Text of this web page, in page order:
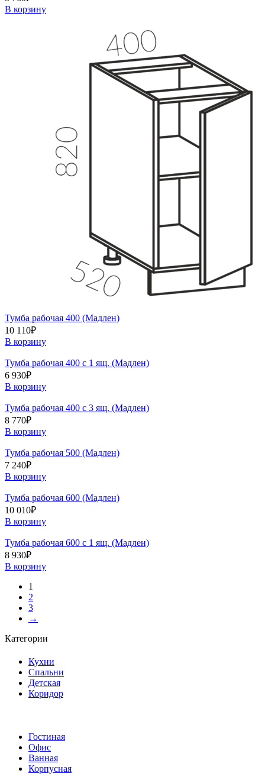
В корзину
Тумба рабочая 400 (Мадлен)
10 110₽
В корзину
Тумба рабочая 400 с 1 ящ. (Мадлен)
6 930₽
В корзину
Тумба рабочая 400 с 3 ящ. (Мадлен)
8 770₽
В корзину
Тумба рабочая 500 (Мадлен)
7 240₽
В корзину
Тумба рабочая 600 (Мадлен)
10 010₽
В корзину
Тумба рабочая 600 с 1 ящ. (Мадлен)
8 930₽
В корзину
1
2
3
→
Категории
Кухни
Спальни
Детская
Коридор
Гостиная
Офис
Ванная
Корпусная